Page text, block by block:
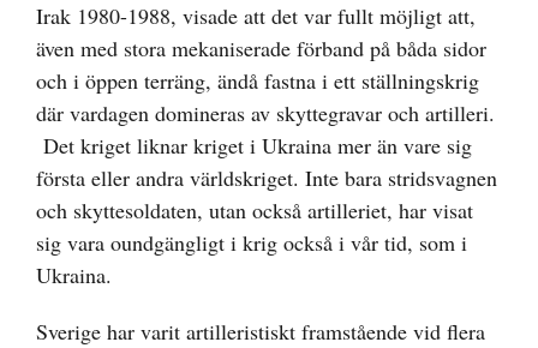
Irak 1980-1988, visade att det var fullt möjligt att,
även med stora mekaniserade förband på båda sidor
och i öppen terräng, ändå fastna i ett ställningskrig
där vardagen domineras av skyttegravar och artilleri.
Det kriget liknar kriget i Ukraina mer än vare sig
första eller andra världskriget. Inte bara stridsvagnen
och skyttesoldaten, utan också artilleriet, har visat
sig vara oundgängligt i krig också i vår tid, som i
Ukraina.
Sverige har varit artilleristiskt framstående vid flera